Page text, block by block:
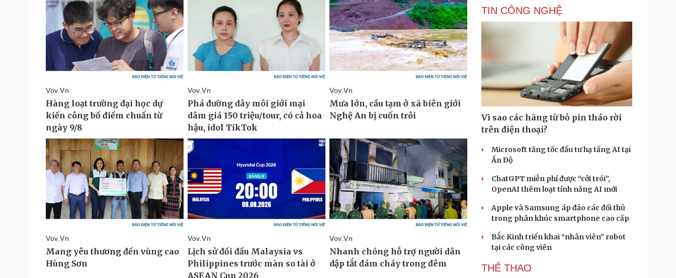
TIN CÔNG NGHỆ
Vì sao các hãng từ bỏ pin tháo rời
trên điện thoại?
Microsoft tăng tốc đầu tư hạ tầng AI tại
Ấn Độ
ChatGPT miễn phí được “cởi trói”,
OpenAI thêm loạt tính năng AI mới
Apple và Samsung áp đảo các đối thủ
trong phân khúc smartphone cao cấp
Bắc Kinh triển khai “nhân viên” robot
tại các công viên
THỂ THAO